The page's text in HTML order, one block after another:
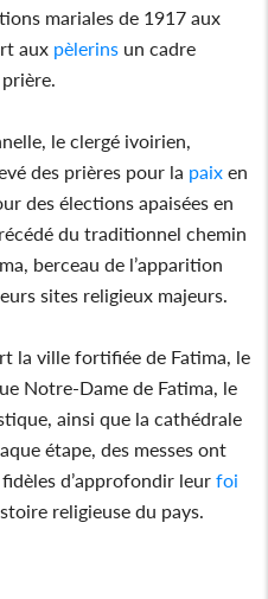
mariales de 1917 aux
aux pèlerins un cadre
le clergé ivoirien,
des prières pour la paix en
des élections apaisées en
du traditionnel chemin
berceau de l’apparition
sites religieux majeurs.
la ville fortifiée de Fatima, le
Notre-Dame de Fatima, le
ainsi que la cathédrale
étape, des messes ont
d’approfondir leur foi
religieuse du pays.